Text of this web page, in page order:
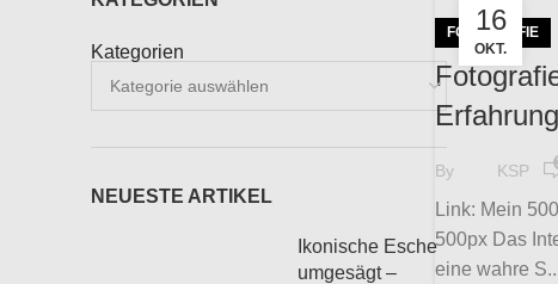
16
OKT.
FOTOGRAFIE
By KSP
Link: Mein
500px Das
eine wahre
Kategorien
NEUESTE ARTIKEL
Ikonische Esche
umgesägt –